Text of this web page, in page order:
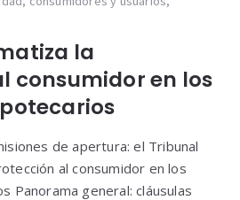
la
consumidor en los
de apertura: el Tribunal
al consumidor en los
Panorama general: cláusulas